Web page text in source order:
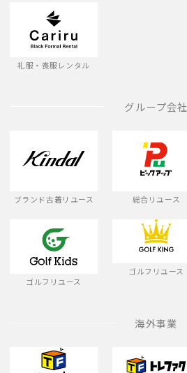
礼服・喪服レンタル
グループ会社
ブランド古着リユース 総合リユース
ゴルフリユース
ゴルフリユース
海外事業